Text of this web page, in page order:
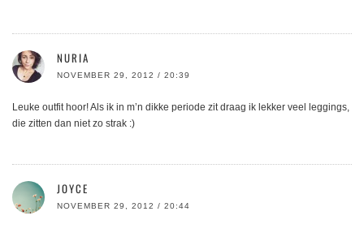
NURIA
NOVEMBER 29, 2012 / 20:39
Leuke outfit hoor! Als ik in m’n dikke periode zit draag ik lekker veel leggings,
die zitten dan niet zo strak :)
JOYCE
NOVEMBER 29, 2012 / 20:44